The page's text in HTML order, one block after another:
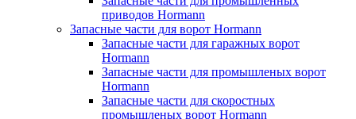
приводов Hormann
Запасные части для ворот Hormann
Запасные части для гаражных ворот
Hormann
Запасные части для промышленых ворот
Hormann
Запасные части для скоростных
промышленых ворот Hormann